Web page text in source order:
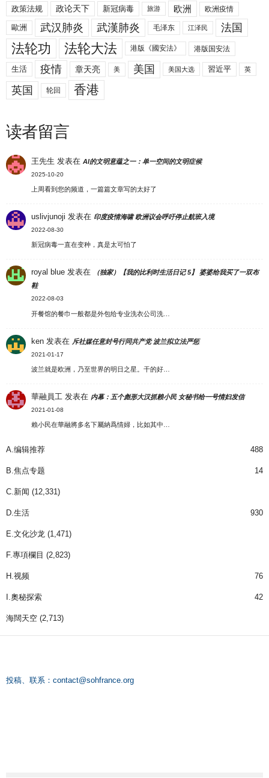
政策法规 政论天下 新冠病毒 旅游 欧洲 欧洲疫情
歐洲 武汉肺炎 武漢肺炎 毛泽东 江泽民 法国
法轮功 法轮大法 港版《國安法》 港版国安法
生活 疫情 章天亮 美 美国 美国大选 習近平 英
英国 轮回 香港
读者留言
王先生 发表在AI的文明意蕴之一：单一空间的文明症候
2025-10-20
上周看到您的频道，一篇篇文章写的太好了
uslivjunoji 发表在 印度疫情海啸 欧洲议会呼吁停止航班入境
2022-08-30
新冠病毒一直在变种，真是太可怕了
royal blue 发表在
（独家）【我的比利时生活日记 5】 婆婆给我买了一双布
鞋
2022-08-03
开餐馆的餐巾一般都是外包给专业洗衣公司洗…
ken 发表在 斥社媒任意封号行同共产党 波兰拟立法严惩
2021-01-17
波兰就是欧洲，乃至世界的明日之星。干的好…
華融員工 发表在 内幕：五个彪形大汉抓赖小民 女秘书给一号情妇发信
2021-01-08
賴小民在華融將多名下屬納爲情婦，比如其中…
A.编辑推荐 488
B.焦点专题 14
C.新闻 (12,331)
D.生活 930
E.文化沙龙 (1,471)
F.專項欄目 (2,823)
H.视频 76
I.奧秘探索 42
海闊天空 (2,713)
投稿、联系： contact@sohfrance.org